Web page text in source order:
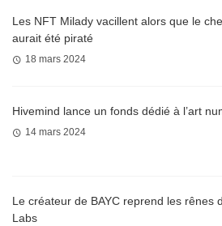
Les NFT Milady vacillent alors que le
aurait été piraté
18 mars 2024
Hivemind lance un fonds dédié à l’art
14 mars 2024
Le créateur de BAYC reprend les rênes
Labs